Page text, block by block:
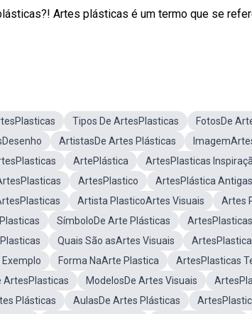
Artes plásticas é um termo que se
Tipos De ArtesPlasticas FotosDe
ArtistasDe Artes Plásticas
ArtePlástica ArtesPlasticas
ArtesPlastico ArtesPlástica Antigas
Artista PlasticoArtes Visuais Artes
SímboloDe Arte Plásticas
Quais São asArtes Visuais
Forma NaArte Plastica ArtesPlasticas
ArtesPlasticas
ModelosDe Artes Visuais
Plásticas
AulasDe Artes Plásticas